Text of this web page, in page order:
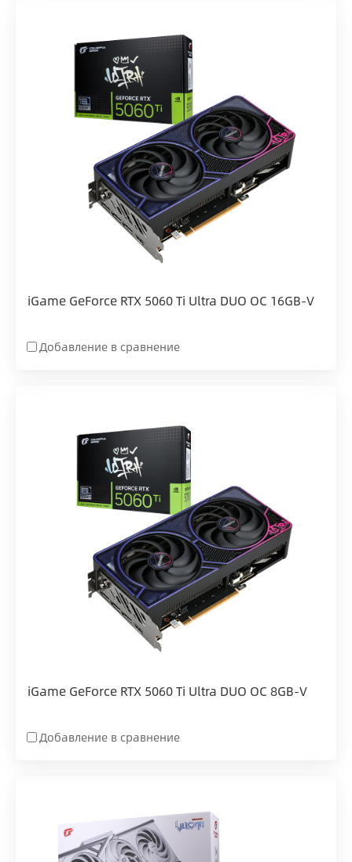
iGame GeForce RTX 5060 Ti Ultra DUO OC 16GB-V
Добавление в сравнение
iGame GeForce RTX 5060 Ti Ultra DUO OC 8GB-V
Добавление в сравнение